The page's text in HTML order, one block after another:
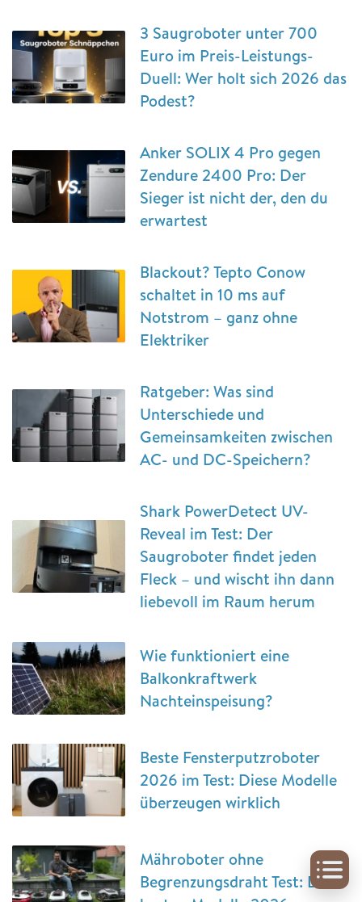
3 Saugroboter unter 700
Euro im Preis-Leistungs-
Duell: Wer holt sich 2026 das
Podest?
Anker SOLIX 4 Pro gegen
Zendure 2400 Pro: Der
Sieger ist nicht der, den du
erwartest
Blackout? Tepto Conow
schaltet in 10 ms auf
Notstrom – ganz ohne
Elektriker
Ratgeber: Was sind
Unterschiede und
Gemeinsamkeiten zwischen
AC- und DC-Speichern?
Shark PowerDetect UV-
Reveal im Test: Der
Saugroboter findet jeden
Fleck – und wischt ihn dann
liebevoll im Raum herum
Wie funktioniert eine
Balkonkraftwerk
Nachteinspeisung?
Beste Fensterputzroboter
2026 im Test: Diese Modelle
überzeugen wirklich
Mähroboter ohne
Begrenzungsdraht Test: Die